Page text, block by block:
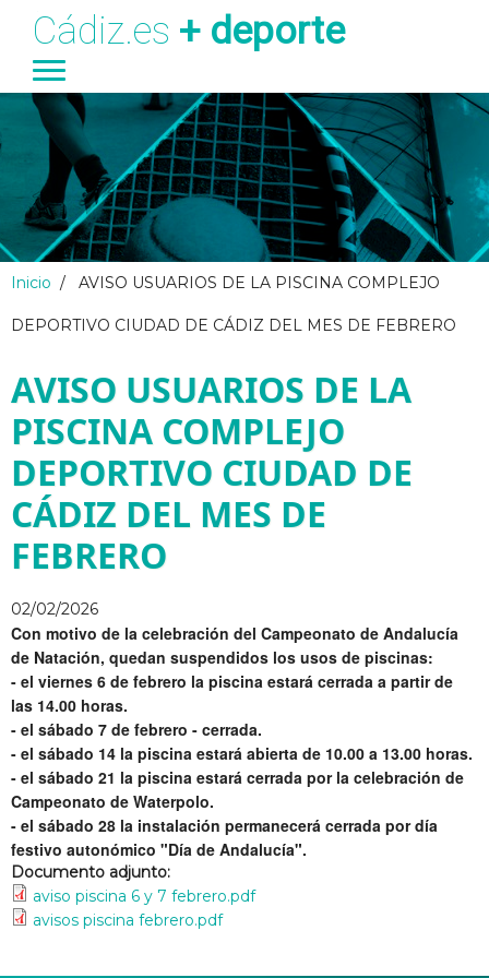
Pasar al contenido principal
Ayuntamiento
Transparencia
Turismo
Deportes
Cádiz.es + deporte
Inicio / AVISO USUARIOS DE LA PISCINA COMPLEJO
DEPORTIVO CIUDAD DE CÁDIZ DEL MES DE FEBRERO
AVISO USUARIOS DE LA
PISCINA COMPLEJO
DEPORTIVO CIUDAD DE
CÁDIZ DEL MES DE
FEBRERO
02/02/2026
Con motivo de la celebración del Campeonato de Andalucía
de Natación, quedan suspendidos los usos de piscinas:
- el viernes 6 de febrero la piscina estará cerrada a partir de
las 14.00 horas.
- el sábado 7 de febrero - cerrada.
- el sábado 14 la piscina estará abierta de 10.00 a 13.00 horas.
- el sábado 21 la piscina estará cerrada por la celebración de
Campeonato de Waterpolo.
- el sábado 28 la instalación permanecerá cerrada por día
festivo autonómico "Día de Andalucía".
Documento adjunto:
aviso piscina 6 y 7 febrero.pdf
avisos piscina febrero.pdf